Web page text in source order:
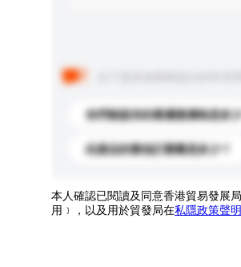
你們能提供的最優惠價格是多少
此產品的最低訂購量是多少？
本人確認已閱讀及同意香港貿易發展
用﹞，以及用於貿發局在私隱政策聲明